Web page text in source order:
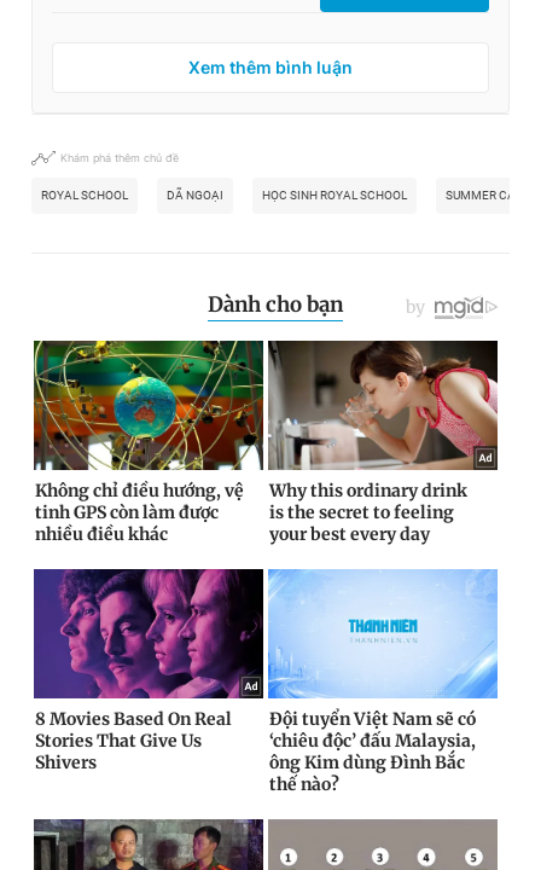
Xem thêm bình luận
Khám phá thêm chủ đề
ROYAL SCHOOL DÃ NGOẠI HỌC SINH ROYAL SCHOOL SUMMER CAMP